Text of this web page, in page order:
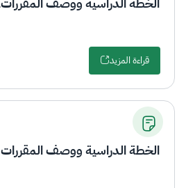
قراءة المزيد
الخطة الدراسية ووصف المقررات 2022-2023